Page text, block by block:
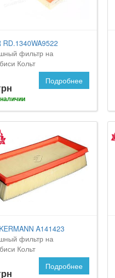
RD.1340WA9522
фильтр на
Кольт
Подробнее
A141423
фильтр на
Кольт
Подробнее